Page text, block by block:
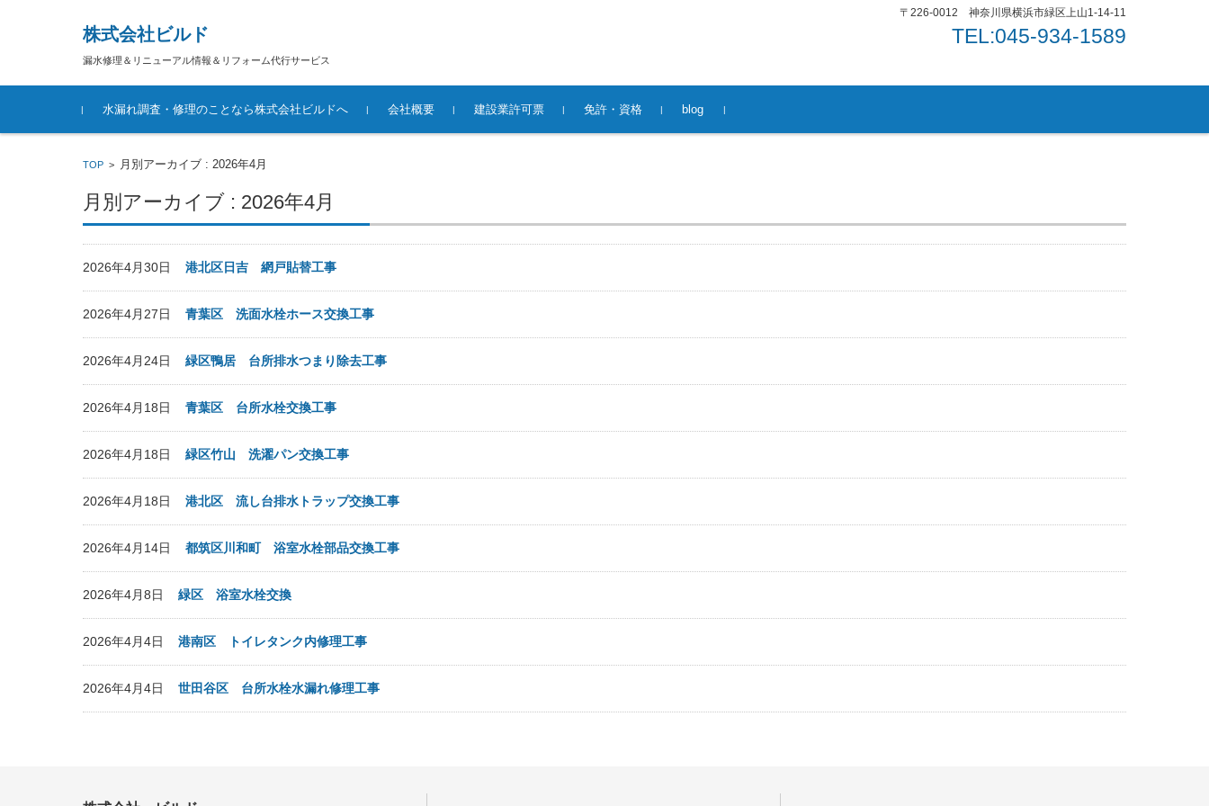
株式会社ビルド
漏水修理＆リニューアル情報＆リフォーム代行サービス
〒226-0012 神奈川県横浜市緑区上山1-14-11
TEL:045-934-1589
コンテンツに移動
水漏れ調査・修理のことなら株式会社ビルドへ
会社概要 建設業許可票 免許・資格 blog
TOP > 月別アーカイブ : 2026年4月
月別アーカイブ : 2026年4月
2026年4月30日 港北区日吉 網戸貼替工事
2026年4月27日 青葉区 洗面水栓ホース交換工事
2026年4月24日 緑区鴨居 台所排水つまり除去工事
2026年4月18日 青葉区 台所水栓交換工事
2026年4月18日 緑区竹山 洗濯パン交換工事
2026年4月18日 港北区 流し台排水トラップ交換工事
2026年4月14日 都筑区川和町 浴室水栓部品交換工事
2026年4月8日 緑区 浴室水栓交換
2026年4月4日 港南区 トイレタンク内修理工事
2026年4月4日 世田谷区 台所水栓水漏れ修理工事